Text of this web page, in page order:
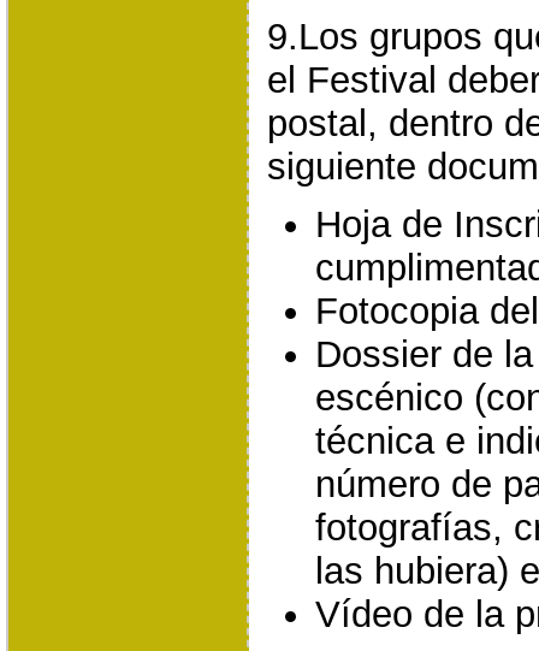
9.Los grupos
el Festival
postal, dentro
siguiente
Hoja de
Fotocopia
Dossier de
escénico
técnica e
número de
fotografías,
las hubiera)
Vídeo de la